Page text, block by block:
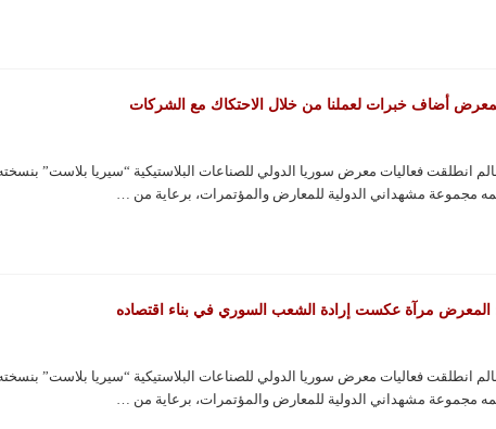
أضاف خبرات لعملنا من خلال الاحتكاك مع الشركات
انطلقت فعاليات معرض سوريا الدولي للصناعات البلاستيكية “سيريا بلاست”
مجموعة مشهداني الدولية للمعارض والمؤتمرات، برعاية من …
مرآة عكست إرادة الشعب السوري في بناء اقتصاده
انطلقت فعاليات معرض سوريا الدولي للصناعات البلاستيكية “سيريا بلاست”
مجموعة مشهداني الدولية للمعارض والمؤتمرات، برعاية من …